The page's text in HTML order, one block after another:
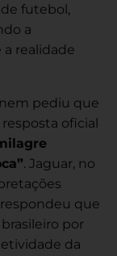
de futebol,
a
realidade
pediu que
oficial
. Jaguar, no
que
por
da